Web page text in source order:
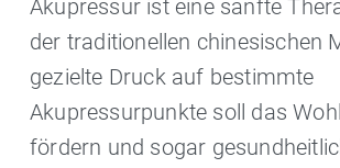
Akupressur ist eine sanfte
der traditionellen chinesischen
gezielte Druck auf bestimmte
Akupressurpunkte soll das
fördern und sogar